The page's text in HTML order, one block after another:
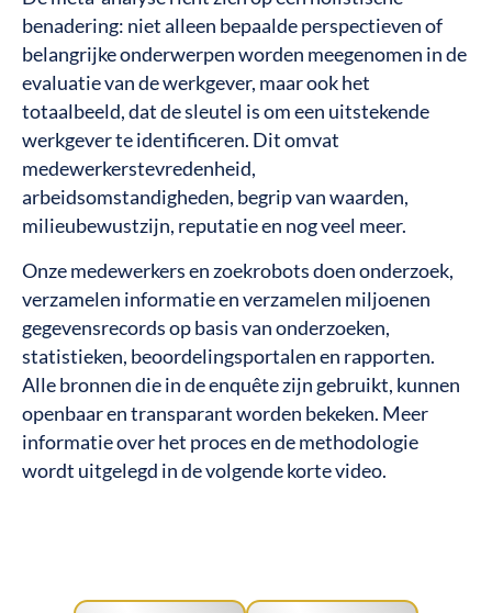
benadering: niet alleen bepaalde perspectieven of
belangrijke onderwerpen worden meegenomen in de
evaluatie van de werkgever, maar ook het
totaalbeeld, dat de sleutel is om een uitstekende
werkgever te identificeren. Dit omvat
medewerkerstevredenheid,
arbeidsomstandigheden, begrip van waarden,
milieubewustzijn, reputatie en nog veel meer.
Onze medewerkers en zoekrobots doen onderzoek,
verzamelen informatie en verzamelen miljoenen
gegevensrecords op basis van onderzoeken,
statistieken, beoordelingsportalen en rapporten.
Alle bronnen die in de enquête zijn gebruikt, kunnen
openbaar en transparant worden bekeken. Meer
informatie over het proces en de methodologie
wordt uitgelegd in de volgende korte video.